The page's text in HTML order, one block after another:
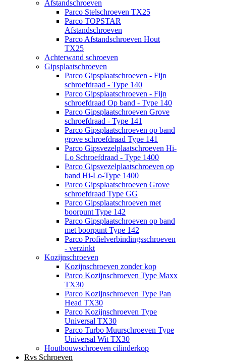
Afstandschroeven
Parco Stelschroeven TX25
Parco TOPSTAR
Afstandschroeven
Parco Afstandschroeven Hout
TX25
Achterwand schroeven
Gipsplaatschroeven
Parco Gipsplaatschroeven - Fijn
schroefdraad - Type 140
Parco Gipsplaatschroeven - Fijn
schroefdraad Op band - Type 140
Parco Gipsplaatschroeven Grove
schroefdraad - Type 141
Parco Gipsplaatschroeven op band
grove schroefdraad Type 141
Parco Gipsvezelplaatschroeven Hi-
Lo Schroefdraad - Type 1400
Parco Gipsvezelplaatschroeven op
band Hi-Lo-Type 1400
Parco Gipsplaatschroeven Grove
schroefdraad Type GG
Parco Gipsplaatschroeven met
boorpunt Type 142
Parco Gipsplaatschroeven op band
met boorpunt Type 142
Parco Profielverbindingsschroeven
- verzinkt
Kozijnschroeven
Kozijnschroeven zonder kop
Parco Kozijnschroeven Type Maxx
TX30
Parco Kozijnschroeven Type Pan
Head TX30
Parco Kozijnschroeven Type
Universal TX30
Parco Turbo Muurschroeven Type
Universal Wit TX30
Houtbouwschroeven cilinderkop
Rvs Schroeven